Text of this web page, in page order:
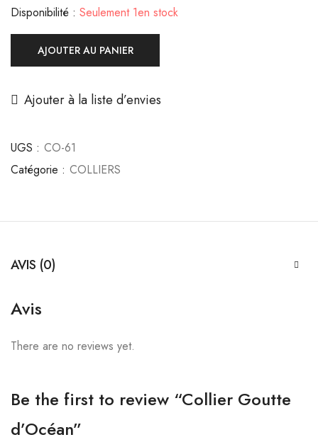
Disponibilité : Seulement 1en stock
AJOUTER AU PANIER
Ajouter à la liste d’envies
UGS : CO-61
Catégorie : COLLIERS
AVIS (0)
Avis
There are no reviews yet.
Be the first to review “Collier Goutte
d’Océan”